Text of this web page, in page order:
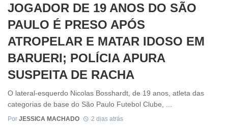
JOGADOR DE 19 ANOS DO SÃO
PAULO É PRESO APÓS
ATROPELAR E MATAR IDOSO EM
BARUERI; POLÍCIA APURA
SUSPEITA DE RACHA
O lateral-esquerdo Nicolas Bosshardt, de 19 anos, atleta das
categorias de base do São Paulo Futebol Clube, ...
Por JESSICA MACHADO 2 dias atrás